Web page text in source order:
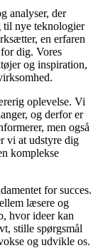
analyser, der
til nye teknologier
en erfaren
dig. Vores
og inspiration,
oplevelse. Vi
og derfor er
men også
vi at udstyre dig
komplekse
for succes.
læsere og
hvor ideer kan
stille spørgsmål
og udvikle os.